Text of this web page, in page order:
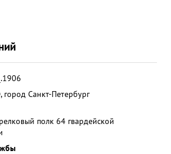
город Санкт-Петербург
полк 64 гвардейской